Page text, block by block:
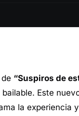
“Suspiros de
Este
la experiencia